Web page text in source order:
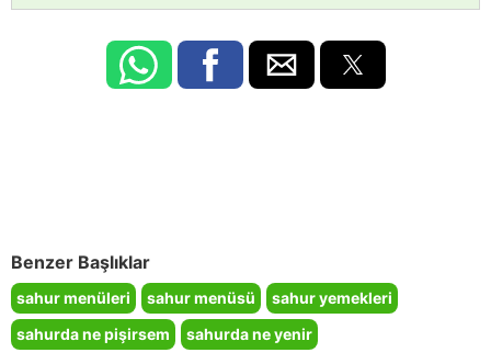
Benzer Başlıklar
sahur menüleri sahur menüsü
sahur yemekleri
sahurda ne pişirsem
sahurda ne yenir